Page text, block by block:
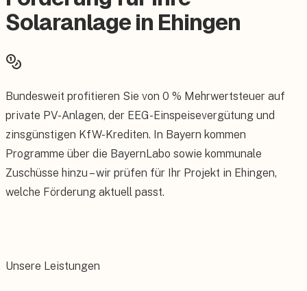
Solaranlage in Ehingen
Bundesweit profitieren Sie von 0 % Mehrwertsteuer auf
private PV-Anlagen, der EEG-Einspeisevergütung und
zinsgünstigen KfW-Krediten. In Bayern kommen
Programme über die BayernLabo sowie kommunale
Zuschüsse hinzu – wir prüfen für Ihr Projekt in Ehingen,
welche Förderung aktuell passt.
Unsere Leistungen